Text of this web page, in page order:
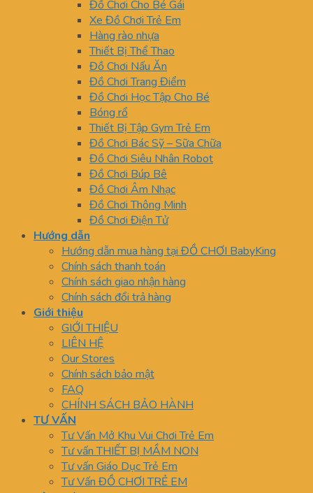
Đồ Chơi Cho Bé Gái
Xe Đồ Chơi Trẻ Em
Hàng rào nhựa
Thiết Bị Thể Thao
Đồ Chơi Nấu Ăn
Đồ Chơi Trang Điểm
Đồ Chơi Học Tập Cho Bé
Bóng rổ
Thiết Bị Tập Gym Trẻ Em
Đồ Chơi Bác Sỹ – Sữa Chữa
Đồ Chơi Siêu Nhân Robot
Đồ Chơi Búp Bê
Đồ Chơi Âm Nhạc
Đồ Chơi Thông Minh
Đồ Chơi Điện Tử
Hướng dẫn
Hướng dẫn mua hàng tại ĐỒ CHƠI BabyKing
Chính sách thanh toán
Chính sách giao nhận hàng
Chính sách đổi trả hàng
Giới thiệu
GIỚI THIỆU
LIÊN HỆ
Our Stores
Chính sách bảo mật
FAQ
CHÍNH SÁCH BẢO HÀNH
TƯ VẤN
Tư Vấn Mở Khu Vui Chơi Trẻ Em
Tư vấn THIẾT BỊ MẦM NON
Tư vấn Giáo Dục Trẻ Em
Tư Vấn ĐỒ CHƠI TRẺ EM